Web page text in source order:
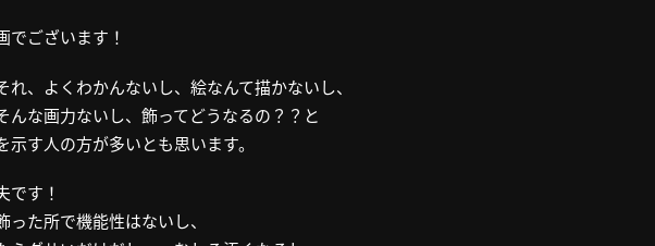
でございます！
れ、よくわかんないし、絵なんて描かないし、
んな画力ないし、飾ってどうなるの？？と
示す人の方が多いとも思います。
です！
った所で機能性はないし、